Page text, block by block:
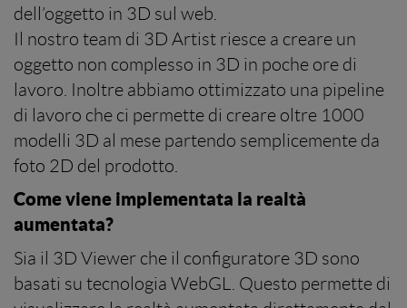
dell’oggetto in 3D sul web.
Il nostro team di 3D Artist riesce a creare un
oggetto non complesso in 3D in poche ore di
lavoro. Inoltre abbiamo ottimizzato una pipeline
di lavoro che ci permette di creare oltre 1000
modelli 3D al mese partendo semplicemente da
foto 2D del prodotto.
Come viene implementata la realtà
aumentata?
Sia il 3D Viewer che il configuratore 3D sono
basati su tecnologia WebGL. Questo permette di